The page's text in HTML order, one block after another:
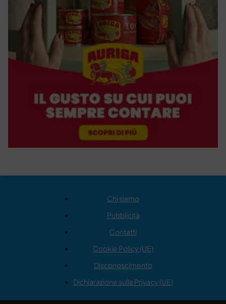
Chi siamo
Pubblicità
Contatti
Cookie Policy (UE)
Disconoscimento
Dichiarazione sulla Privacy (UE)